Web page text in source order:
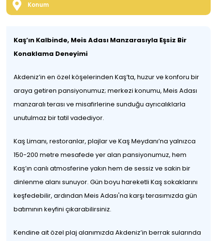
Konum
Kaş’ın Kalbinde, Meis Adası Manzarasıyla Eşsiz Bir
Konaklama Deneyimi
Akdeniz’in en özel köşelerinden Kaş’ta, huzur ve konforu bir
araya getiren pansiyonumuz; merkezi konumu, Meis Adası
manzaralı terası ve misafirlerine sunduğu ayrıcalıklarla
unutulmaz bir tatil vadediyor.
Kaş Limanı, restoranlar, plajlar ve Kaş Meydanı’na yalnızca
150-200 metre mesafede yer alan pansiyonumuz, hem
Kaş’ın canlı atmosferine yakın hem de sessiz ve sakin bir
dinlenme alanı sunuyor. Gün boyu hareketli Kaş sokaklarını
keşfedebilir, ardından Meis Adası'na karşı terasımızda gün
batımının keyfini çıkarabilirsiniz.
Kendine ait özel plaj alanımızda Akdeniz’in berrak sularında